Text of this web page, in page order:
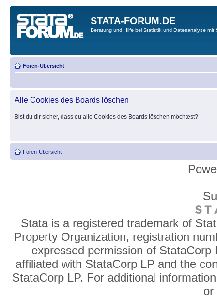
STATA-FORUM.DE
Beratung und Hilfe bei Statistik und Datenanalyse mit
Foren-Übersicht
Alle Cookies des Boards löschen
Bist du dir sicher, dass du alle Cookies des Boards löschen möchtest?
Foren-Übersicht
Stata is a registered trademark of
Property Organization, registration
expressed permission of
affiliated with StataCorp LP and the
StataCorp LP. For additional
or